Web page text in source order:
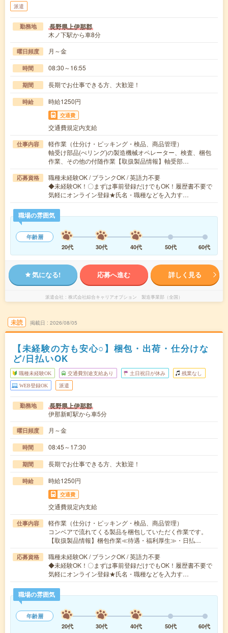
派遣
勤務地 長野県上伊那郡
木ノ下駅から車8分
曜日頻度 月～金
時間 08:30～16:55
期間 長期でお仕事できる方、大歓迎！
時給 時給1250円
交通費
交通費規定内支給
仕事内容
軽作業（仕分け・ピッキング・検品、商品管理）
軸受け部品(べリング)の製造機械オペレーター、検査、梱包
作業、その他の付随作業【取扱製品情報】軸受部…
応募資格
職種未経験OK / ブランクOK / 英語力不要
◆未経験OK！〇まずは事前登録だけでもOK！履歴書不要で
気軽にオンライン登録★氏名・職種などを入力す…
職場の雰囲気
年齢層
20代
30代 40代 50代 60代
気になる! 応募へ進む 詳しく見る
派遣会社 株式会社綜合キャリアオプション 製造事業部（全国）
未読 掲載日 2026/08/05
【未経験の方も安心○】梱包・出荷・仕分けな
ど/日払いOK
職種未経験OK 交通費別途支給あり 土日祝日が休み 残業なし
WEB登録OK 派遣
勤務地 長野県上伊那郡
伊那新町駅から車5分
曜日頻度 月～金
時間 08:45～17:30
期間 長期でお仕事できる方、大歓迎！
時給 時給1250円
交通費
交通費規定内支給
仕事内容
軽作業（仕分け・ピッキング・検品、商品管理）
コンベアで流れてくる製品を梱包していただく作業です。
【取扱製品情報】梱包作業≪待遇・福利厚生≫・日払…
応募資格
職種未経験OK / ブランクOK / 英語力不要
◆未経験OK！〇まずは事前登録だけでもOK！履歴書不要で
気軽にオンライン登録★氏名・職種などを入力す…
職場の雰囲気
年齢層
20代
30代 40代 50代 60代